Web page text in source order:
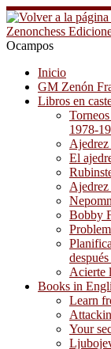
Saltar
al
contenido
Zenonchess
Ocampos
Inicio
GM Zenón
Libros en
1978-
El
Bobby
Acierte
Books in
Learn
Your